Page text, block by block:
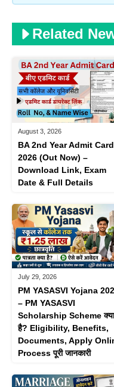
Related
August 3, 2026
BA 2nd Year Admit Card
2026 (Out Now) –
Download Link, Exam
Date & Full Details
July 29, 2026
PM YASASVI Yojana
– PM YASASVI
Scholarship Scheme क्या
है? Eligibility, Benefits,
Documents, Apply
Process पूरी जानकारी